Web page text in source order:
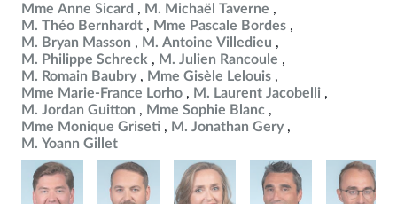
Mme Anne Sicard
M. Michaël Taverne
M. Théo Bernhardt
Mme Pascale Bordes
M. Bryan Masson
M. Antoine Villedieu
M. Philippe Schreck
M. Julien Rancoule
M. Romain Baubry
Mme Gisèle Lelouis
Mme Marie-France Lorho
M. Laurent Jacobelli
M. Jordan Guitton
Mme Sophie Blanc
Mme Monique Griseti
M. Jonathan Gery
M. Yoann Gillet